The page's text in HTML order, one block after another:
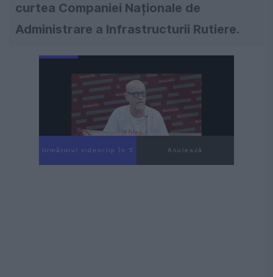
curtea Companiei Naționale de
Administrare a Infrastructurii Rutiere.
Următorul videoclip în 4 Anulează